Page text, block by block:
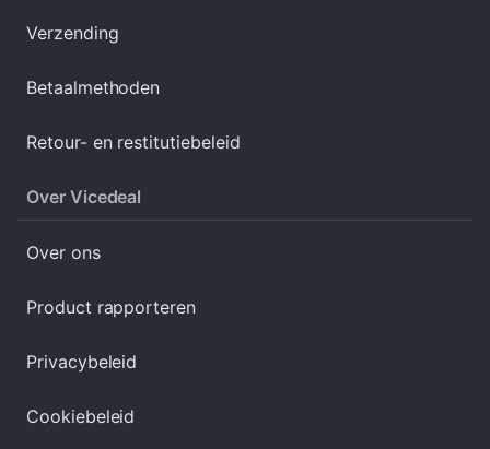
Verzending
Betaalmethoden
Retour- en restitutiebeleid
Over Vicedeal
Over ons
Product rapporteren
Privacybeleid
Cookiebeleid